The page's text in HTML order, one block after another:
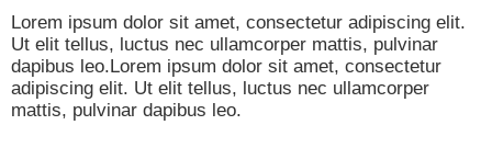
Lorem ipsum dolor sit amet, consectetur adipiscing elit.
Ut elit tellus, luctus nec ullamcorper mattis, pulvinar
dapibus leo.Lorem ipsum dolor sit amet, consectetur
adipiscing elit. Ut elit tellus, luctus nec ullamcorper
mattis, pulvinar dapibus leo.